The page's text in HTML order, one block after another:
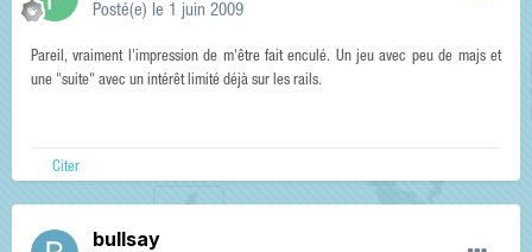
Posté(e) le 1 juin 2009
Pareil, vraiment l'impression de m'être fait enculé. Un jeu avec peu de majs et
une "suite" avec un intérêt limité déjà sur les rails.
Citer
bullsay